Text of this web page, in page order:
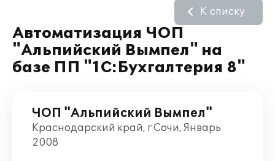
Автоматизация ЧОП
"Альпийский Вымпел" на
базе ПП "1С:Бухгалтерия 8"
К списку
ЧОП "Альпийский Вымпел"
Краснодарский край, г Сочи, Январь
2008